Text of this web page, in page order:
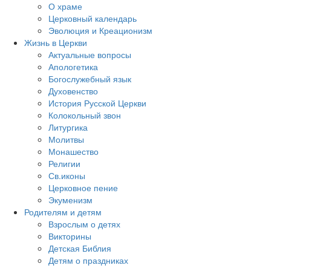
О храме
Церковный календарь
Эволюция и Креационизм
Жизнь в Церкви
Актуальные вопросы
Апологетика
Богослужебный язык
Духовенство
История Русской Церкви
Колокольный звон
Литургика
Молитвы
Монашество
Религии
Св.иконы
Церковное пение
Экуменизм
Родителям и детям
Взрослым о детях
Викторины
Детская Библия
Детям о праздниках